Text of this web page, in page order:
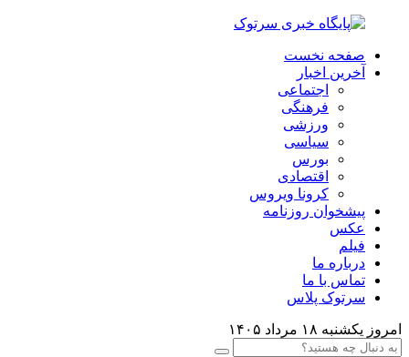
صفحه نخست
آخرین اخبار
اجتماعی
فرهنگی
ورزشی
سیاسی
بورس
اقتصادی
کرونا ویروس
پیشخوان روزنامه
عکس
فیلم
درباره ما
تماس با ما
سرتوک پلاس
امروز یکشنبه ۱۸ مرداد ۱۴۰۵